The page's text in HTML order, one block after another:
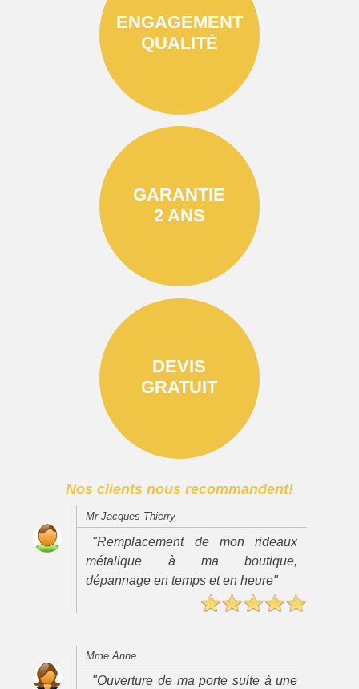
ENGAGEMENT
QUALITÉ
GARANTIE
2 ANS
DEVIS
GRATUIT
Nos clients nous recommandent!
Mr Jacques Thierry
"Remplacement de mon rideaux
métalique à ma boutique,
dépannage en temps et en heure"
Mme Anne
"Ouverture de ma porte suite à une